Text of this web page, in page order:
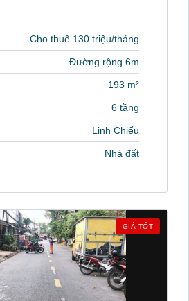
Cho thuê 130 triệu/tháng
Đường rộng 6m
193 m²
6 tầng
Linh Chiểu
Nhà đất
GIÁ TỐT